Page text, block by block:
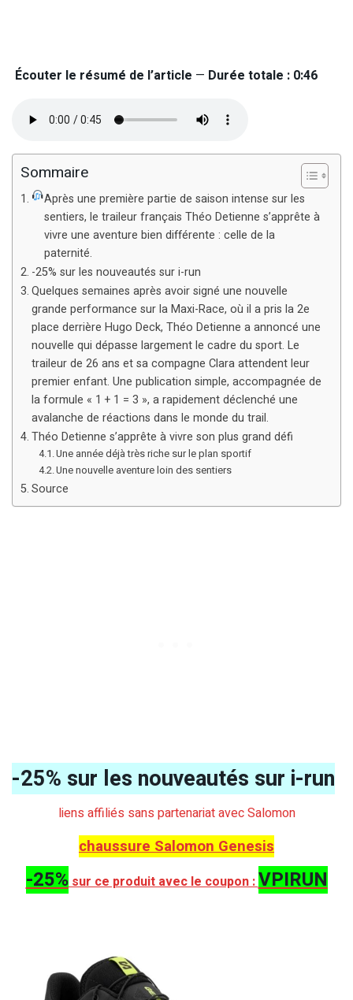
Écouter le résumé de l’article — Durée totale : 0:46
Sommaire
Après une première partie de saison intense sur les
sentiers, le traileur français Théo Detienne s’apprête à
vivre une aventure bien différente : celle de la
paternité.
-25% sur les nouveautés sur i-run
Quelques semaines après avoir signé une nouvelle
grande performance sur la Maxi-Race, où il a pris la 2e
place derrière Hugo Deck, Théo Detienne a annoncé une
nouvelle qui dépasse largement le cadre du sport. Le
traileur de 26 ans et sa compagne Clara attendent leur
premier enfant. Une publication simple, accompagnée de
la formule « 1 + 1 = 3 », a rapidement déclenché une
avalanche de réactions dans le monde du trail.
Théo Detienne s’apprête à vivre son plus grand défi
Une année déjà très riche sur le plan sportif
Une nouvelle aventure loin des sentiers
Source
-25% sur les nouveautés sur i-run
liens affiliés sans partenariat avec Salomon
chaussure Salomon Genesis
-25%sur ce produit avec le coupon :VPIRUN